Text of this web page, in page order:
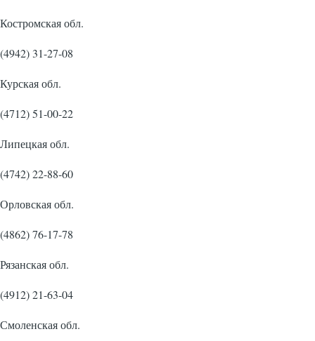
Костромская обл.
(4942) 31-27-08
Курская обл.
(4712) 51-00-22
Липецкая обл.
(4742) 22-88-60
Орловская обл.
(4862) 76-17-78
Рязанская обл.
(4912) 21-63-04
Смоленская обл.